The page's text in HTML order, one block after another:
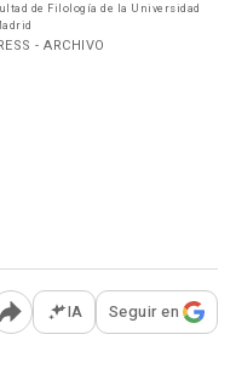
de Filología de la Universidad
- ARCHIVO
Abrir opciones para
IA Seguir en